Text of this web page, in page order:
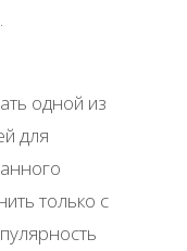
одной из
для
только с